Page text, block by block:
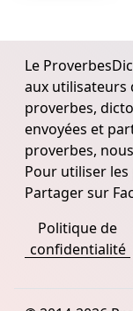
Le
aux utilisateurs
proverbes,
envoyées et
proverbes,
Pour utiliser
Partager sur
Politique de
confidentialité